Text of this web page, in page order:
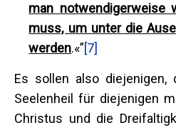
man notwendigerweise
muss, um unter die
werden.«”[7]
Es sollen also diejenigen,
Seelenheil für diejenigen
Christus und die